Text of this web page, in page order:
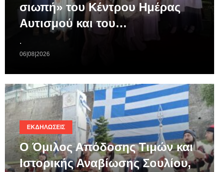
σιωπή» του Κέντρου Ημέρας
Αυτισμού και του…
.
06|08|2026
ΕΚΔΗΛΏΣΕΙΣ
Ο Όμιλος Απόδοσης Τιμών και
Ιστορικής Αναβίωσης Σουλίου,